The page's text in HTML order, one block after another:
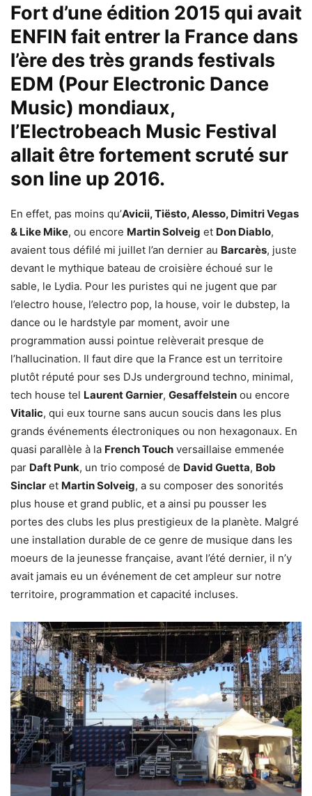
Fort d’une édition 2015 qui avait
ENFIN fait entrer la France dans
l’ère des très grands festivals
EDM (Pour Electronic Dance
Music) mondiaux,
l’Electrobeach Music Festival
allait être fortement scruté sur
son line up 2016.
En effet, pas moins qu’Avicii, Tiësto, Alesso, Dimitri Vegas
& Like Mike, ou encore Martin Solveig et Don Diablo,
avaient tous défilé mi juillet l’an dernier au Barcarès, juste
devant le mythique bateau de croisière échoué sur le
sable, le Lydia. Pour les puristes qui ne jugent que par
l’electro house, l’electro pop, la house, voir le dubstep, la
dance ou le hardstyle par moment, avoir une
programmation aussi pointue relèverait presque de
l’hallucination. Il faut dire que la France est un territoire
plutôt réputé pour ses DJs underground techno, minimal,
tech house tel Laurent Garnier, Gesaffelstein ou encore
Vitalic, qui eux tourne sans aucun soucis dans les plus
grands événements électroniques ou non hexagonaux. En
quasi parallèle à la French Touch versaillaise emmenée
par Daft Punk, un trio composé de David Guetta, Bob
Sinclar et Martin Solveig, a su composer des sonorités
plus house et grand public, et a ainsi pu pousser les
portes des clubs les plus prestigieux de la planète. Malgré
une installation durable de ce genre de musique dans les
moeurs de la jeunesse française, avant l’été dernier, il n’y
avait jamais eu un événement de cet ampleur sur notre
territoire, programmation et capacité incluses.